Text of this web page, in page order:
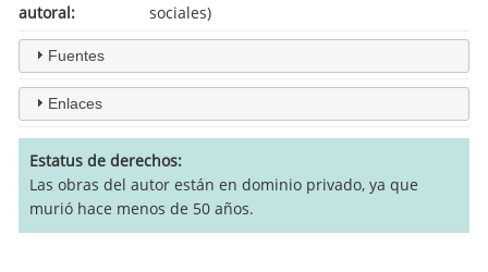
autoral
sociales)
Fuentes
Enlaces
Estatus de derechos
Las obras del autor están en dominio privado, ya que
murió hace menos de 50 años.